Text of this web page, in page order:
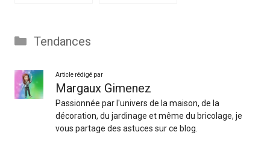
Catégories
Tendances
Article rédigé par
Margaux Gimenez
Passionnée par l'univers de la maison, de la
décoration, du jardinage et même du bricolage, je
vous partage des astuces sur ce blog.